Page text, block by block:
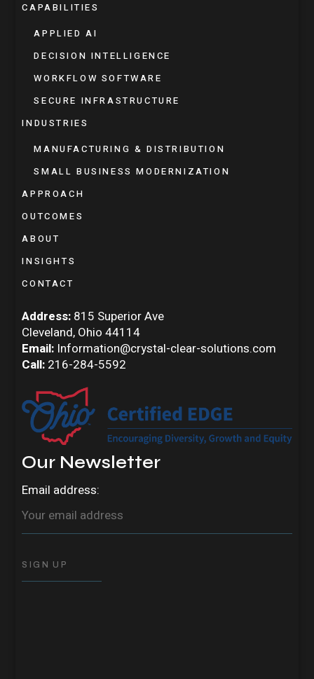
CAPABILITIES
APPLIED AI
DECISION INTELLIGENCE
WORKFLOW SOFTWARE
SECURE INFRASTRUCTURE
INDUSTRIES
MANUFACTURING & DISTRIBUTION
SMALL BUSINESS MODERNIZATION
APPROACH
OUTCOMES
ABOUT
INSIGHTS
CONTACT
Address: 815 Superior Ave
Cleveland, Ohio 44114
Email: Information@crystal-clear-solutions.com
Call: 216-284-5592
Our Newsletter
Email address: